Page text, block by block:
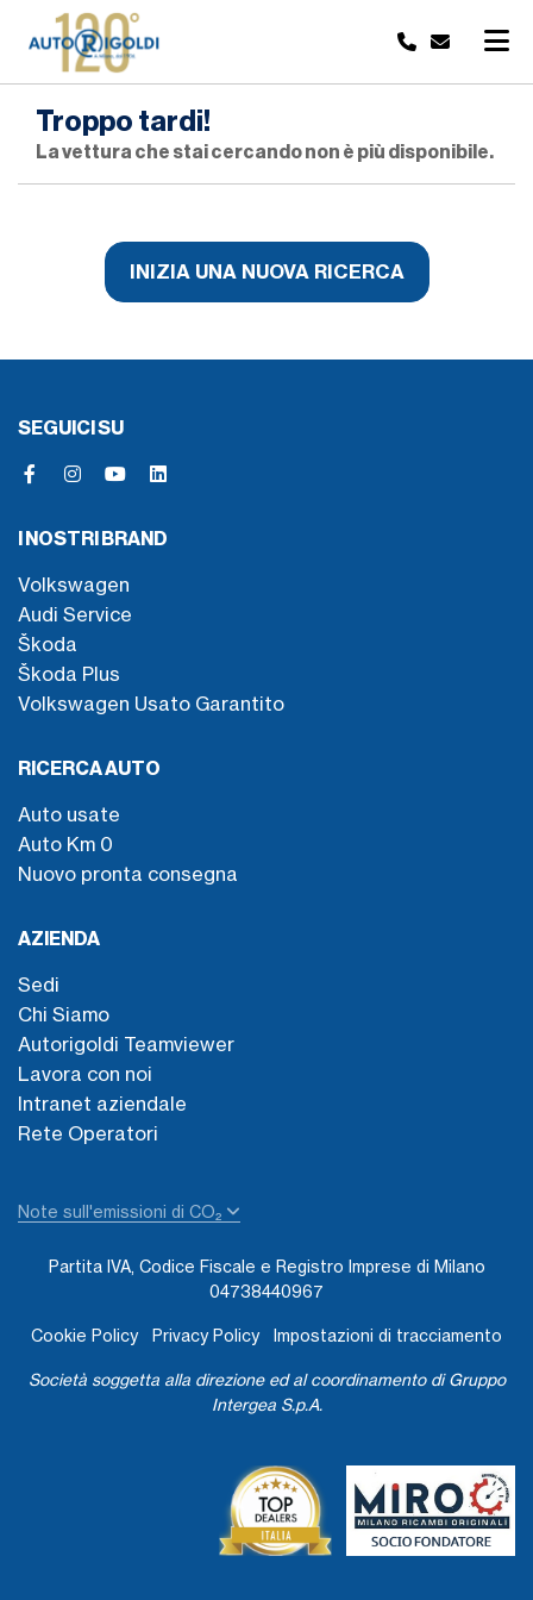
Troppo tardi!
La vettura che stai cercando non è più disponibile.
INIZIA UNA NUOVA RICERCA
SEGUICI SU
I NOSTRI BRAND
Volkswagen
Audi Service
Škoda
Škoda Plus
Volkswagen Usato Garantito
RICERCA AUTO
Auto usate
Auto Km 0
Nuovo pronta consegna
AZIENDA
Sedi
Chi Siamo
Autorigoldi Teamviewer
Lavora con noi
Intranet aziendale
Rete Operatori
Note sull'emissioni di CO₂
Partita IVA, Codice Fiscale e Registro Imprese di Milano
04738440967
Cookie Policy Privacy Policy Impostazioni di tracciamento
Società soggetta alla direzione ed al coordinamento di Gruppo
Intergea S.p.A.